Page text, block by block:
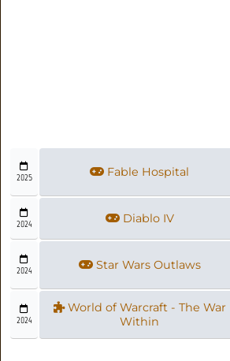
2025 Fable Hospital
2024 Diablo IV
2024 Star Wars Outlaws
2024
World of Warcraft - The War
Within